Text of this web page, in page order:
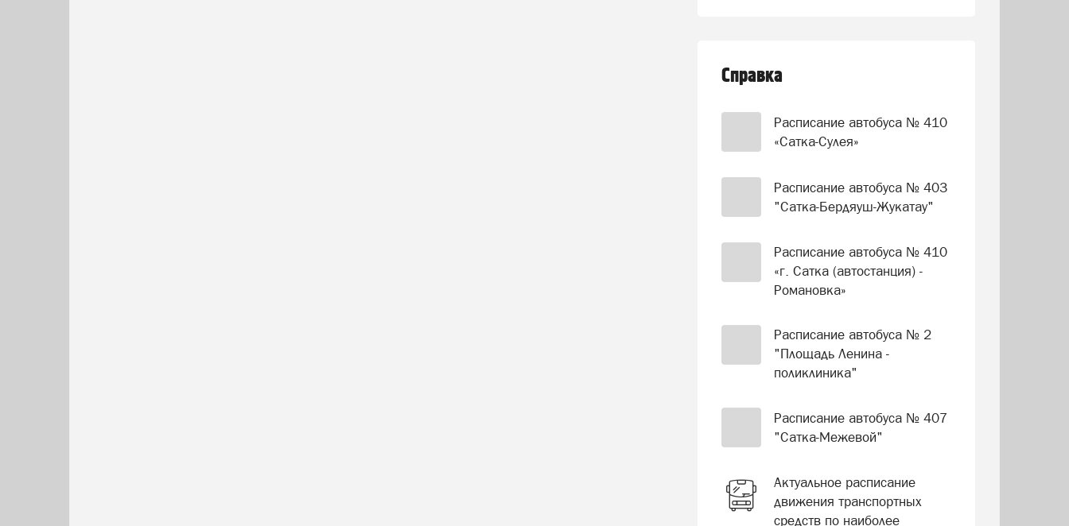
Справка
Расписание автобуса № 410
«Сатка-Сулея»
Расписание автобуса № 403
"Сатка-Бердяуш-Жукатау"
Расписание автобуса № 410
«г. Сатка (автостанция) -
Романовка»
Расписание автобуса № 2
"Площадь Ленина -
поликлиника"
Расписание автобуса № 407
"Сатка-Межевой"
Актуальное расписание
движения транспортных
средств по наиболее